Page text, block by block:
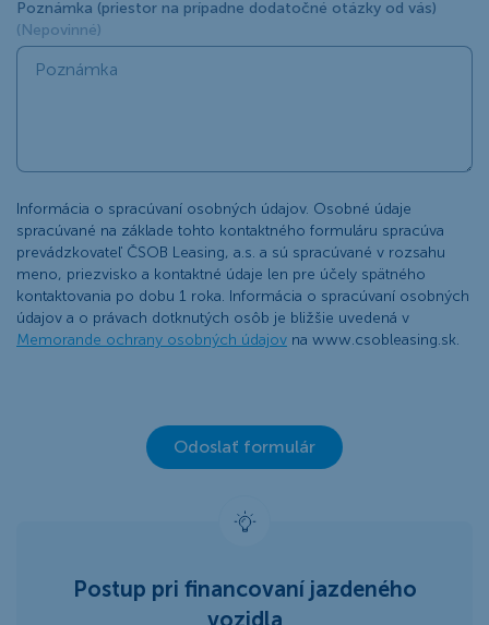
Poznámka (priestor na prípadne dodatočné otázky od vás)
(Nepovinné)
Informácia o spracúvaní osobných údajov. Osobné údaje
spracúvané na základe tohto kontaktného formuláru spracúva
prevádzkovateľ ČSOB Leasing, a.s. a sú spracúvané v rozsahu
meno, priezvisko a kontaktné údaje len pre účely spätného
kontaktovania po dobu 1 roka. Informácia o spracúvaní osobných
údajov a o právach dotknutých osôb je bližšie uvedená v
Memorande ochrany osobných údajov na www.csobleasing.sk.
Odoslať formulár
Postup pri financovaní jazdeného
vozidla